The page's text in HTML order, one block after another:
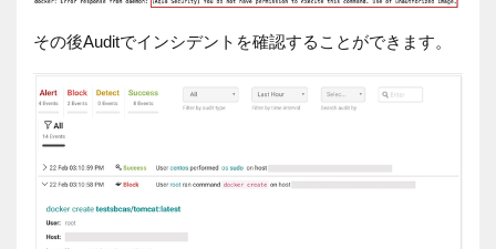
その後Auditでインシデントを確認することができます。